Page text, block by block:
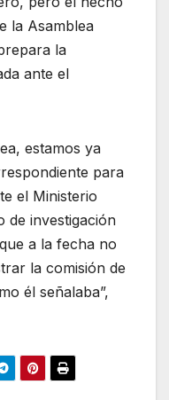
la Asamblea
la
ante el
estamos ya
para
el Ministerio
de investigación
a la fecha no
la comisión de
él señalaba”,